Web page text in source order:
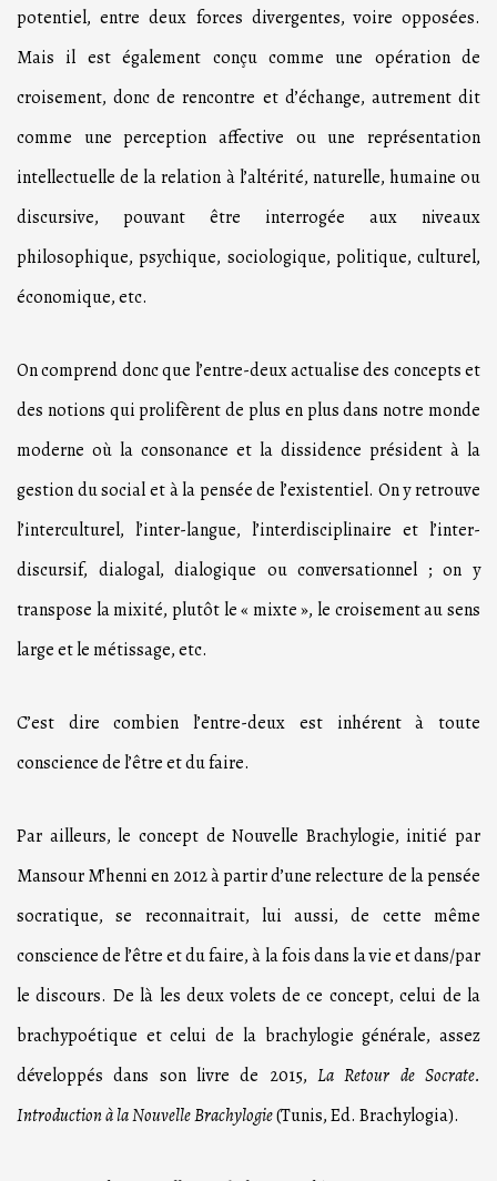
potentiel, entre deux forces divergentes, voire opposées.
Mais il est également conçu comme une opération de
croisement, donc de rencontre et d’échange, autrement dit
comme une perception affective ou une représentation
intellectuelle de la relation à l’altérité, naturelle, humaine ou
discursive, pouvant être interrogée aux niveaux
philosophique, psychique, sociologique, politique, culturel,
économique, etc.
On comprend donc que l’entre-deux actualise des concepts et
des notions qui prolifèrent de plus en plus dans notre monde
moderne où la consonance et la dissidence président à la
gestion du social et à la pensée de l’existentiel. On y retrouve
l’interculturel, l’inter-langue, l’interdisciplinaire et l’inter-
discursif, dialogal, dialogique ou conversationnel ; on y
transpose la mixité, plutôt le « mixte », le croisement au sens
large et le métissage, etc.
C’est dire combien l’entre-deux est inhérent à toute
conscience de l’être et du faire.
Par ailleurs, le concept de Nouvelle Brachylogie, initié par
Mansour M’henni en 2012 à partir d’une relecture de la pensée
socratique, se reconnaitrait, lui aussi, de cette même
conscience de l’être et du faire, à la fois dans la vie et dans/par
le discours. De là les deux volets de ce concept, celui de la
brachypoétique et celui de la brachylogie générale, assez
développés dans son livre de 2015, La Retour de Socrate.
Introduction à la Nouvelle Brachylogie(Tunis, Ed. Brachylogia).